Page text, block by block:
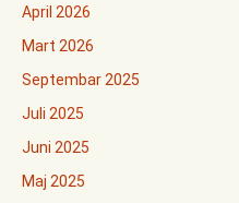
April 2026
Mart 2026
Septembar 2025
Juli 2025
Juni 2025
Maj 2025